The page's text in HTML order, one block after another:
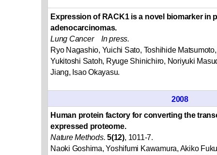
Expression of RACK1 is a novel biomarker in
adenocarcinomas.
Lung Cancer In press.
Ryo Nagashio, Yuichi Sato, Toshihide
Yukitoshi Satoh, Ryuge Shinichiro, Noriyuki
Jiang, Isao Okayasu.
2008
Human protein factory for converting the
expressed proteome.
Nature Methods. 5(12), 1011-7.
Naoki Goshima, Yoshifumi Kawamura, Akiko